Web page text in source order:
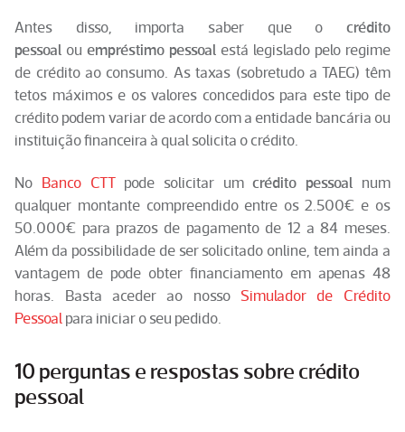
Antes disso, importa saber que o
crédito
pessoal ou empréstimo pessoal está legislado pelo regime
de crédito ao consumo. As taxas (sobretudo a TAEG) têm
tetos máximos e os valores concedidos para este tipo de
crédito podem variar de acordo com a entidade bancária ou
instituição financeira à qual solicita o crédito.
No Banco CTT pode solicitar um crédito pessoal num
qualquer montante compreendido entre os 2.500€ e os
50.000€ para prazos de pagamento de 12 a 84 meses.
Além da possibilidade de ser solicitado online, tem ainda a
vantagem de pode obter financiamento em apenas 48
horas. Basta aceder ao nosso
Simulador de Crédito
Pessoal para iniciar o seu pedido.
10 perguntas e respostas sobre crédito
pessoal